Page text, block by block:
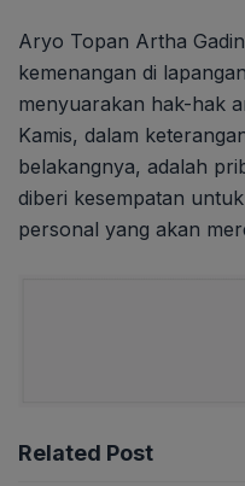
Aryo Topan Artha
kemenangan di
menyuarakan hak-hak
Kamis, dalam
belakangnya, adalah
diberi kesempatan
personal yang akan
Related Post